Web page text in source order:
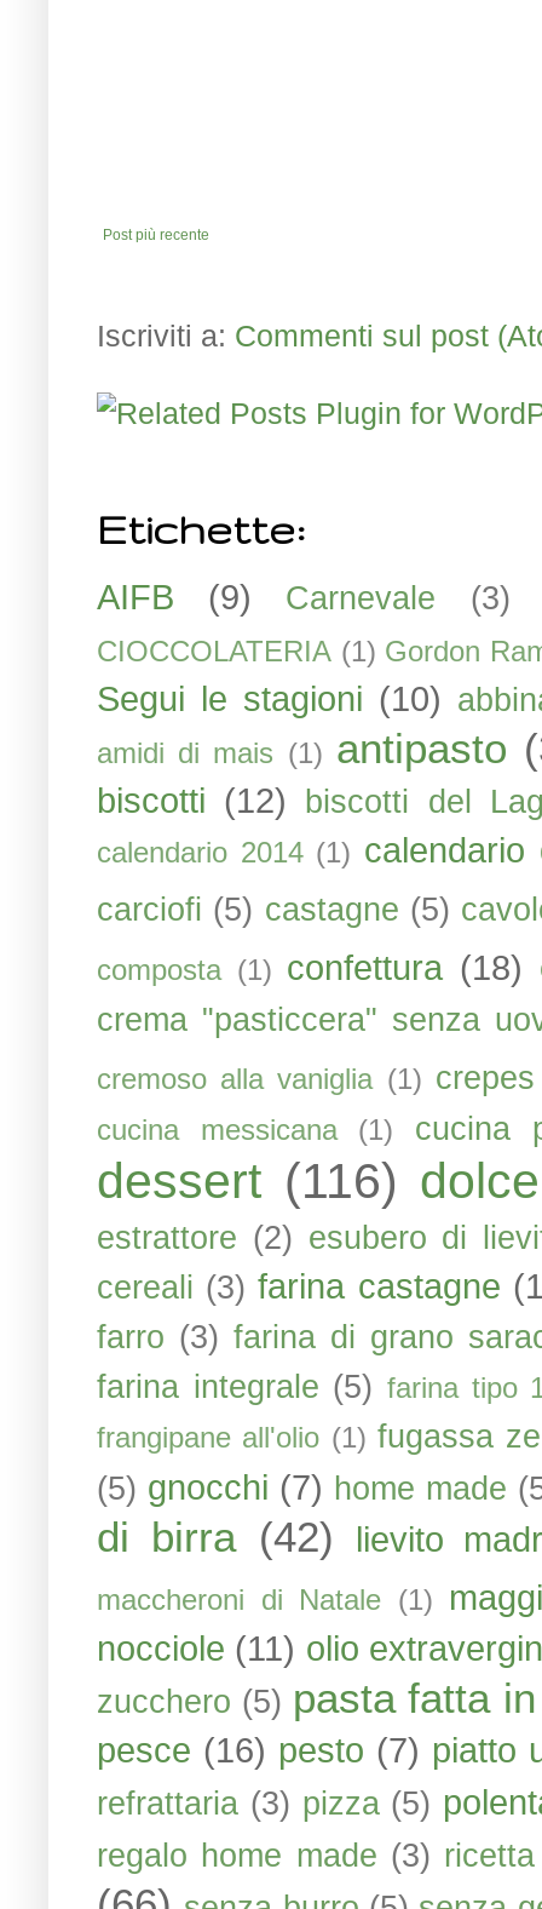
Post più recente
Iscriviti a: Commenti sul post
Etichette:
AIFB (9) Carnevale (3)
CIOCCOLATERIA (1) Gordon
Segui le stagioni (10)
amidi di mais (1) antipasto
biscotti (12) biscotti del
calendario 2014 (1) calendario
carciofi (5) castagne (5)
composta (1) confettura (18)
crema "pasticcera" senza
cremoso alla vaniglia (1) crepes
cucina messicana (1) cucina
dessert (116) dolce
estrattore (2) esubero di
cereali (3) farina castagne
farro (3) farina di grano
farina integrale (5) farina tipo
frangipane all'olio (1) fugassa
(5) gnocchi (7) home made
di birra (42) lievito
maccheroni di Natale (1)
nocciole (11) olio
zucchero (5) pasta fatta
pesce (16) pesto (7) piatto
refrattaria (3) pizza (5)
regalo home made (3)